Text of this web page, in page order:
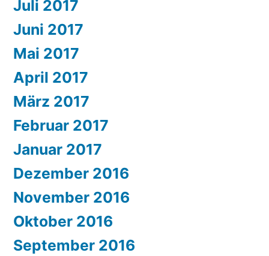
Juli 2017
Juni 2017
Mai 2017
April 2017
März 2017
Februar 2017
Januar 2017
Dezember 2016
November 2016
Oktober 2016
September 2016